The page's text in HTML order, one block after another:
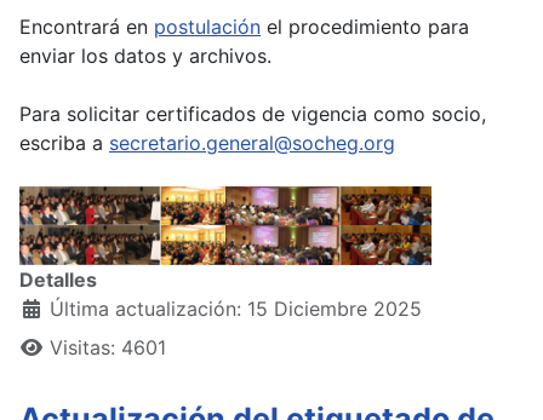
Encontrará en postulación el procedimiento para
enviar los datos y archivos.
Para solicitar certificados de vigencia como socio,
escriba a secretario.general@socheg.org
Detalles
Última actualización: 15 Diciembre 2025
Visitas: 4601